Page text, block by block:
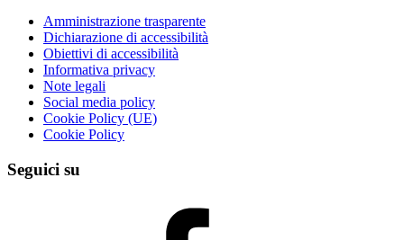
Amministrazione trasparente
Dichiarazione di accessibilità
Obiettivi di accessibilità
Informativa privacy
Note legali
Social media policy
Cookie Policy (UE)
Cookie Policy
Seguici su